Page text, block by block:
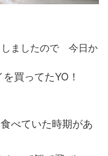
しましたので 今日か
買ってたYO！
べていた時期があ